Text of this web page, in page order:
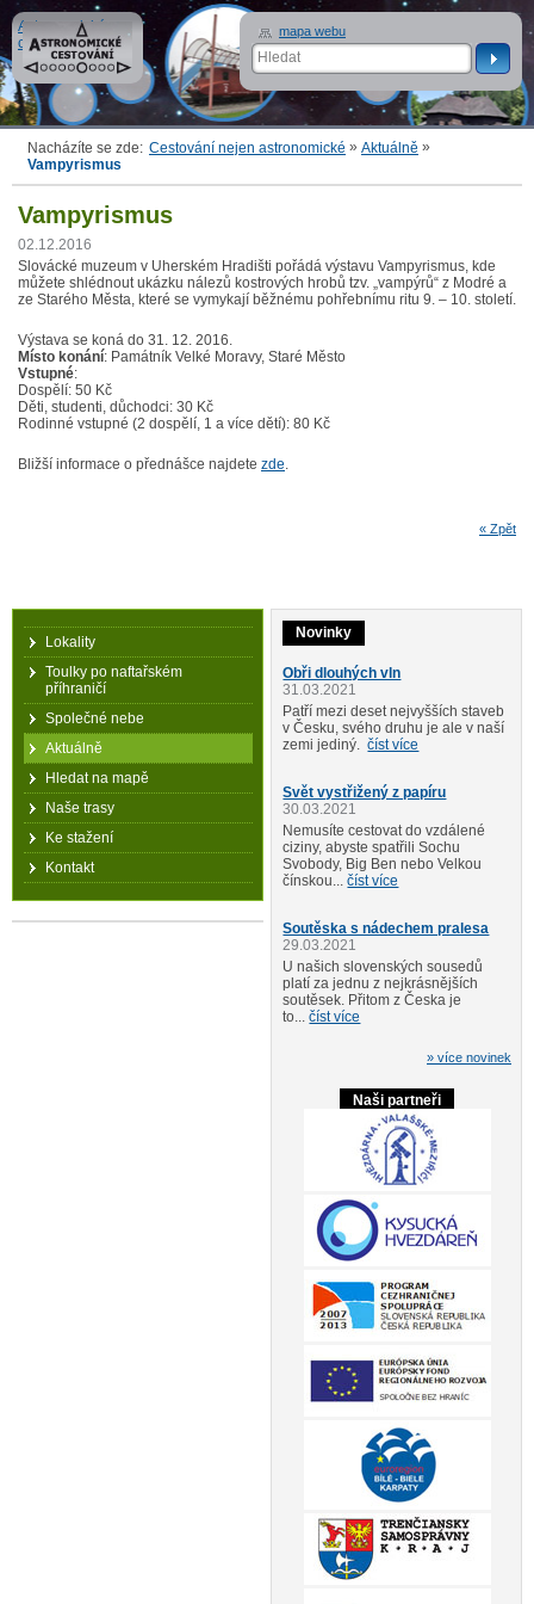
Astronomické
cestování
Nacházíte se zde: Cestování nejen astronomické » Aktuálně »
Vampyrismus
Vampyrismus
02.12.2016
Slovácké muzeum v Uherském Hradišti pořádá výstavu Vampyrismus, kde
můžete shlédnout ukázku nálezů kostrových hrobů tzv. „vampýrů“ z Modré a
ze Starého Města, které se vymykají běžnému pohřebnímu ritu 9. – 10. století.
Výstava se koná do 31. 12. 2016.
Místo konání: Památník Velké Moravy, Staré Město
Vstupné:
Dospělí: 50 Kč
Děti, studenti, důchodci: 30 Kč
Rodinné vstupné (2 dospělí, 1 a více dětí): 80 Kč
Bližší informace o přednášce najdete zde.
« Zpět
Novinky
Obři dlouhých vln
31.03.2021
Patří mezi deset nejvyšších staveb
v Česku, svého druhu je ale v naší
zemi jediný.číst více
Svět vystřižený z papíru
30.03.2021
Nemusíte cestovat do vzdálené
ciziny, abyste spatřili Sochu
Svobody, Big Ben nebo Velkou
čínskou...číst více
Soutěska s nádechem pralesa
29.03.2021
U našich slovenských sousedů
platí za jednu z nejkrásnějších
soutěsek. Přitom z Česka je
to...číst více
» více novinek
Naši partneři
Lokality
Toulky po naftařském
příhraničí
Společné nebe
Aktuálně
Hledat na mapě
Naše trasy
Ke stažení
Kontakt
mapa webu